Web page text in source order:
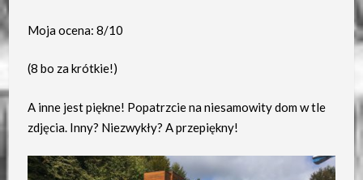
Moja ocena: 8/10
(8 bo za krótkie!)
A inne jest piękne! Popatrzcie na niesamowity dom w tle
zdjęcia. Inny? Niezwykły? A przepiękny!